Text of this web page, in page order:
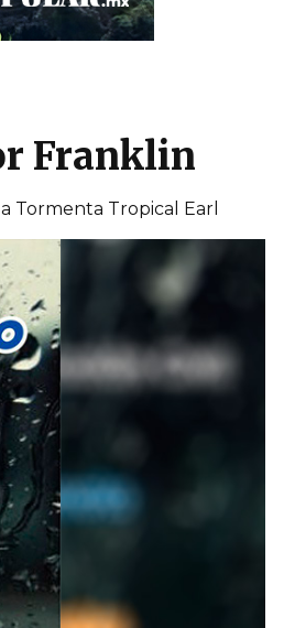
Franklin
Tormenta Tropical Earl